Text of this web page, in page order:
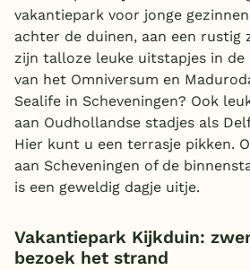
vakantiepark voor jonge
achter de duinen, aan een rustig
zijn talloze leuke uitstapjes in
van het Omniversum en
Sealife in Scheveningen? Ook
aan Oudhollandse stadjes als
Hier kunt u een terrasje pikken.
aan Scheveningen of de
is een geweldig dagje uitje.
Vakantiepark Kijkduin:
bezoek het strand